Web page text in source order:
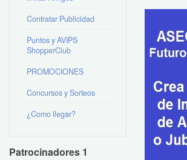
Contratar Publicidad
Puntos y AVIPS
ShopperClub
PROMOCIONES
Concursos y Sorteos
¿Como llegar?
Patrocinadores 1